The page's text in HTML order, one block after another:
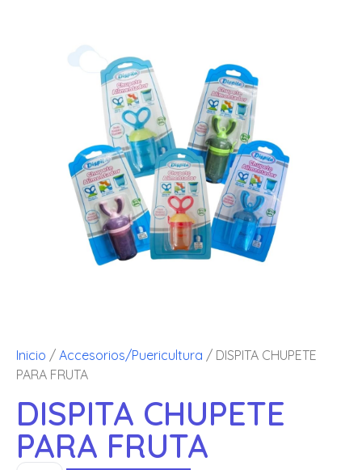
Inicio / Accesorios/Puericultura / DISPITA CHUPETE
PARA FRUTA
DISPITA CHUPETE
PARA FRUTA